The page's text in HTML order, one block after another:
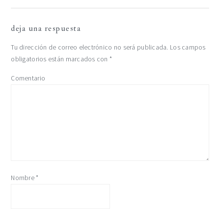
deja una respuesta
Tu dirección de correo electrónico no será publicada. Los campos
obligatorios están marcados con *
Comentario
Nombre *